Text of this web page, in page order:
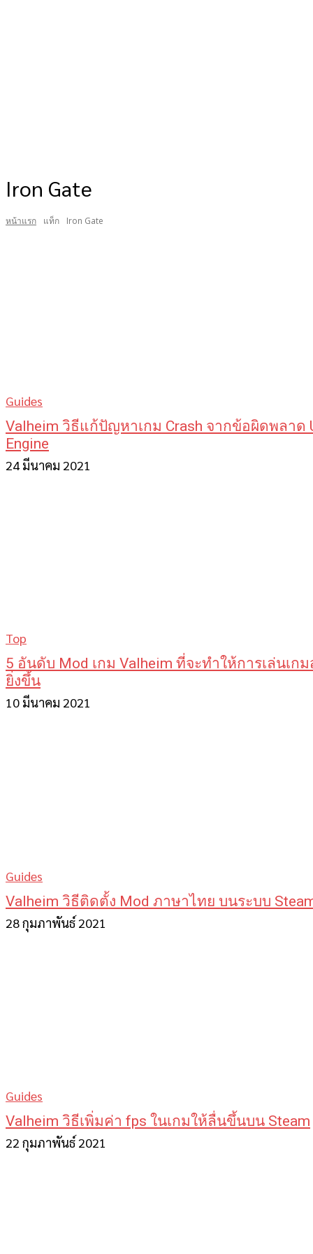
Iron Gate
หน้าแรก แท็ก Iron Gate
Guides
Valheim วิธีแก้ปัญหาเกม Crash จากข้อผิดพลาด
Engine
24 มีนาคม 2021
Top
5 อันดับ Mod เกม Valheim ที่จะทำให้การเล่นเก
ยิ่งขึ้น
10 มีนาคม 2021
Guides
Valheim วิธีติดตั้ง Mod ภาษาไทย บนระบบ
28 กุมภาพันธ์ 2021
Guides
Valheim วิธีเพิ่มค่า fps ในเกมให้ลื่นขึ้นบน Steam
22 กุมภาพันธ์ 2021